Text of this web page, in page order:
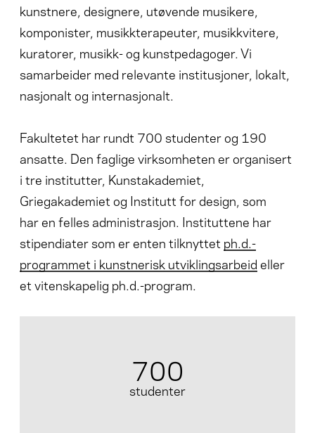
kunstnere, designere, utøvende musikere,
komponister, musikkterapeuter, musikkvitere,
kuratorer, musikk- og kunstpedagoger. Vi
samarbeider med relevante institusjoner, lokalt,
nasjonalt og internasjonalt.
Fakultetet har rundt 700 studenter og 190
ansatte. Den faglige virksomheten er organisert
i tre institutter, Kunstakademiet,
Griegakademiet og Institutt for design, som
har en felles administrasjon. Instituttene har
stipendiater som er enten tilknyttet ph.d.-
programmet i kunstnerisk utviklingsarbeid eller
et vitenskapelig ph.d.-program.
700
studenter